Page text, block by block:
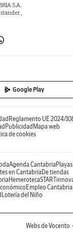
S.A.
,
Google Play
Reglamento UE 2024/
PublicidadMapa web
de cookies
Agenda CantabriaPlayas
en CantabriaDe tiendas
Hemeroteca
Empleo Cantabria
Lotería del Niño
Webs de Vocento